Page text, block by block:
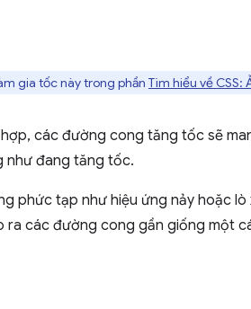
gia tốc này trong phần Tìm hiểu về CSS:
các đường cong tăng tốc sẽ
như đang tăng tốc.
phức tạp như hiệu ứng nảy hoặc lò
ra các đường cong gần giống một